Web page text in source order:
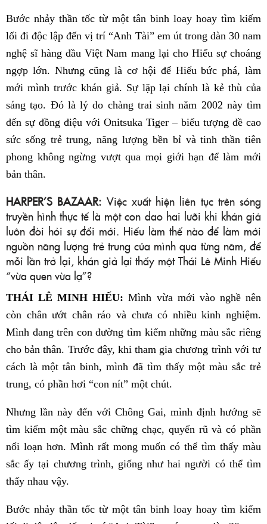
Bước nhảy thần tốc từ một tân binh loay hoay tìm kiếm
lối đi độc lập đến vị trí “Anh Tài” em út trong dàn 30 nam
nghệ sĩ hàng đầu Việt Nam mang lại cho Hiếu sự choáng
ngợp lớn. Nhưng cũng là cơ hội để Hiếu bức phá, làm
mới mình trước khán giả. Sự lặp lại chính là kẻ thù của
sáng tạo. Đó là lý do chàng trai sinh năm 2002 này tìm
đến sự đồng điệu với Onitsuka Tiger – biểu tượng đề cao
sức sống trẻ trung, năng lượng bền bỉ và tinh thần tiên
phong không ngừng vượt qua mọi giới hạn để làm mới
bản thân.
HARPER’S BAZAAR: Việc xuất hiện liên tục trên sóng
truyền hình thực tế là một con dao hai lưỡi khi khán giả
luôn đòi hỏi sự đổi mới. Hiếu làm thế nào để làm mới
nguồn năng lượng trẻ trung của mình qua từng năm, để
mỗi lần trở lại, khán giả lại thấy một Thái Lê Minh Hiếu
“vừa quen vừa lạ”?
THÁI LÊ MINH HIẾU: Mình vừa mới vào nghề nên
còn chân ướt chân ráo và chưa có nhiều kinh nghiệm.
Mình đang trên con đường tìm kiếm những màu sắc riêng
cho bản thân. Trước đây, khi tham gia chương trình với tư
cách là một tân binh, mình đã tìm thấy một màu sắc trẻ
trung, có phần hơi “con nít” một chút.
Nhưng lần này đến với Chông Gai, mình định hướng sẽ
tìm kiếm một màu sắc chững chạc, quyến rũ và có phần
nổi loạn hơn. Mình rất mong muốn có thể tìm thấy màu
sắc ấy tại chương trình, giống như hai người có thể tìm
thấy nhau vậy.
Bước nhảy thần tốc từ một tân binh loay hoay tìm kiếm